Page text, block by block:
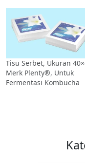
Tisu Serbet, Ukuran
Merk Plenty®, Untuk
Fermentasi Kombucha